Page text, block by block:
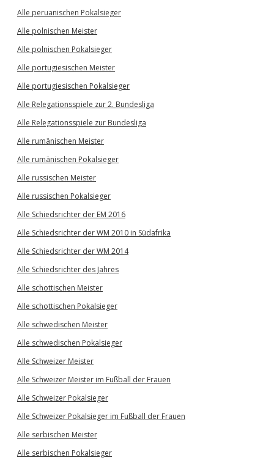
Alle peruanischen Pokalsieger
Alle polnischen Meister
Alle polnischen Pokalsieger
Alle portugiesischen Meister
Alle portugiesischen Pokalsieger
Alle Relegationsspiele zur 2. Bundesliga
Alle Relegationsspiele zur Bundesliga
Alle rumänischen Meister
Alle rumänischen Pokalsieger
Alle russischen Meister
Alle russischen Pokalsieger
Alle Schiedsrichter der EM 2016
Alle Schiedsrichter der WM 2010 in Südafrika
Alle Schiedsrichter der WM 2014
Alle Schiedsrichter des Jahres
Alle schottischen Meister
Alle schottischen Pokalsieger
Alle schwedischen Meister
Alle schwedischen Pokalsieger
Alle Schweizer Meister
Alle Schweizer Meister im Fußball der Frauen
Alle Schweizer Pokalsieger
Alle Schweizer Pokalsieger im Fußball der Frauen
Alle serbischen Meister
Alle serbischen Pokalsieger